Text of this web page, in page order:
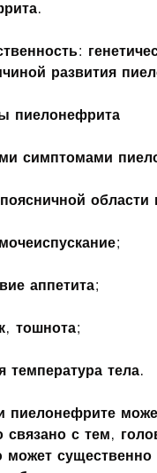
развития
пиелонефрита
симптомами
области
аппетита;
тошнота;
температура тела.
пиелонефрите
связано с тем,
существенно